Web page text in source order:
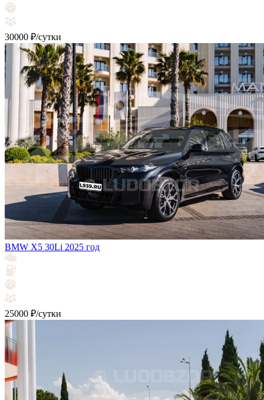
30000 ₽/сутки
BMW X5 30Li 2025 год
25000 ₽/сутки